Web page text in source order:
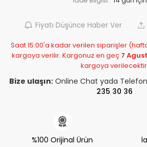
Fiyatı Düşünce Haber Ver
Saat 15:00'a kadar verilen siparişler
kargoya verilir. Kargonuz en geç 7
kargoya verilecektir.
Bize ulaşın:Online Chat yada Telefon
235 30 36
%100 Orijinal Ürün